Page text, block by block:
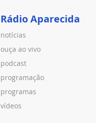
Rádio Aparecida
notícias
ouça ao vivo
podcast
programação
programas
vídeos